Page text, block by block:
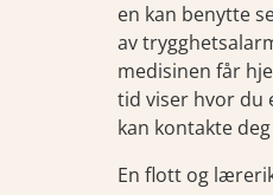
en kan benytte
av
medisinen får
tid viser hvor du
kan kontakte
En flott og